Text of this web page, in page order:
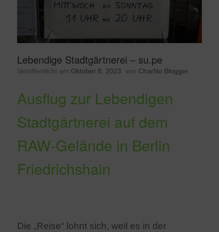
Lebendige Stadtgärtnerei – su.pe
Veröffentlicht am Oktober 8, 2023 von CharNo Blogger
Ausflug zur Lebendigen
Stadtgärtnerei auf dem
RAW-Gelände in Berlin
Friedrichshain
Die „Reise“ lohnt sich, weil es in der